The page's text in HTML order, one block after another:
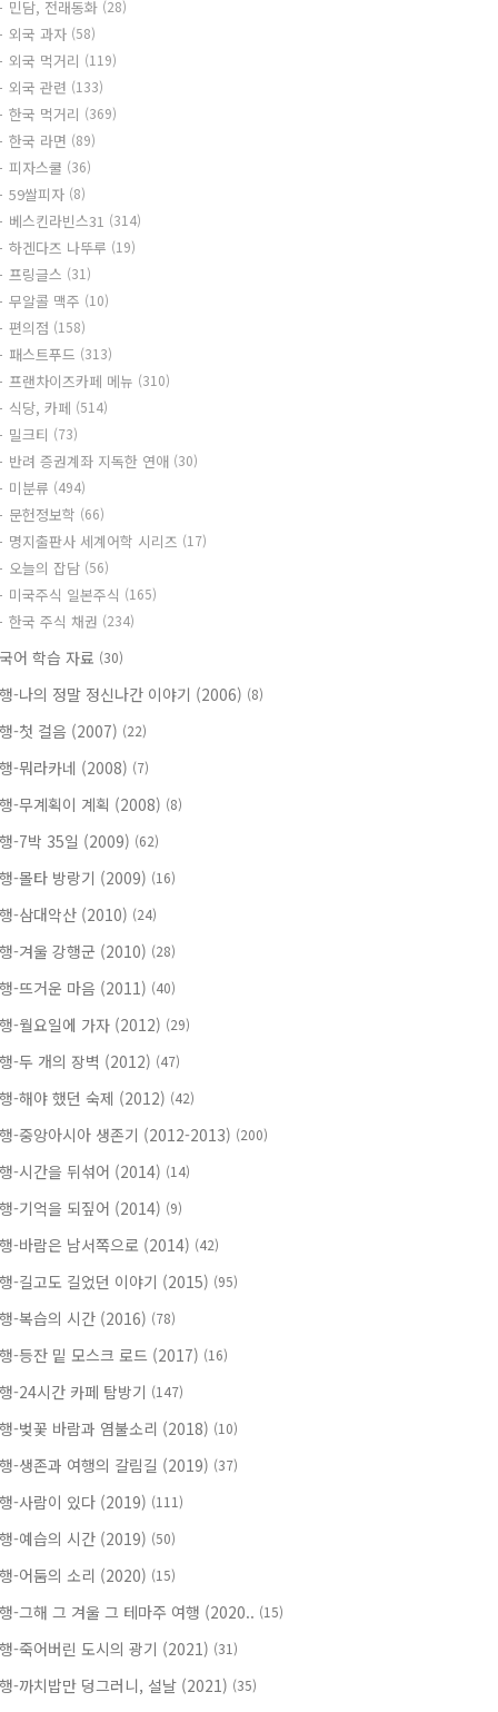
민담, 전래동화 (28)
외국 과자 (58)
외국 먹거리 (119)
외국 관련 (133)
한국 먹거리 (369)
한국 라면 (89)
피자스쿨 (36)
59쌀피자 (8)
베스킨라빈스31 (314)
하겐다즈 나뚜루 (19)
프링글스 (31)
무알콜 맥주 (10)
편의점 (158)
패스트푸드 (313)
프랜차이즈카페 메뉴 (310)
식당, 카페 (514)
밀크티 (73)
반려 증권계좌 지독한 연애 (30)
미분류 (494)
문헌정보학 (66)
명지출판사 세계어학 시리즈 (17)
오늘의 잡담 (56)
미국주식 일본주식 (165)
한국 주식 채권 (234)
어 학습 자료 (30)
-나의 정말 정신나간 이야기 (2006) (8)
-첫 걸음 (2007) (22)
-뭐라카네 (2008) (7)
-무계획이 계획 (2008) (8)
-7박 35일 (2009) (62)
-몰타 방랑기 (2009) (16)
-삼대악산 (2010) (24)
-겨울 강행군 (2010) (28)
-뜨거운 마음 (2011) (40)
-월요일에 가자 (2012) (29)
-두 개의 장벽 (2012) (47)
-해야 했던 숙제 (2012) (42)
-중앙아시아 생존기 (2012-2013) (200)
-시간을 뒤섞어 (2014) (14)
-기억을 되짚어 (2014) (9)
-바람은 남서쪽으로 (2014) (42)
-길고도 길었던 이야기 (2015) (95)
-복습의 시간 (2016) (78)
-등잔 밑 모스크 로드 (2017) (16)
-24시간 카페 탐방기 (147)
-벚꽃 바람과 염불소리 (2018) (10)
-생존과 여행의 갈림길 (2019) (37)
-사람이 있다 (2019) (111)
-예습의 시간 (2019) (50)
-어둠의 소리 (2020) (15)
-그해 그 겨울 그 테마주 여행 (2020.. (15)
-죽어버린 도시의 광기 (2021) (31)
-까치밥만 덩그러니, 설날 (2021) (35)